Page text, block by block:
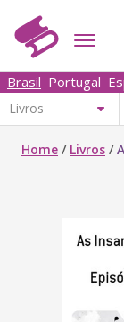
Brasil Portugal
Home / Livros /